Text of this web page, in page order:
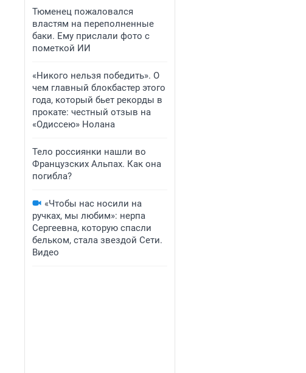
Тюменец пожаловался
властям на переполненные
баки. Ему прислали фото с
пометкой ИИ
«Никого нельзя победить». О
чем главный блокбастер этого
года, который бьет рекорды в
прокате: честный отзыв на
«Одиссею» Нолана
Тело россиянки нашли во
Французских Альпах. Как она
погибла?
«Чтобы нас носили на
ручках, мы любим»: нерпа
Сергеевна, которую спасли
бельком, стала звездой Сети.
Видео